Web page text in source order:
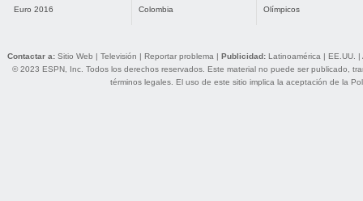
Euro 2016
Colombia
Olímpicos
Contactar a: Sitio Web | Televisión | Reportar problema | Publicidad: Latinoamérica | EE.UU. |
© 2023 ESPN, Inc. Todos los derechos reservados. Este material no puede ser publicado,
términos legales. El uso de este sitio implica la aceptación de la